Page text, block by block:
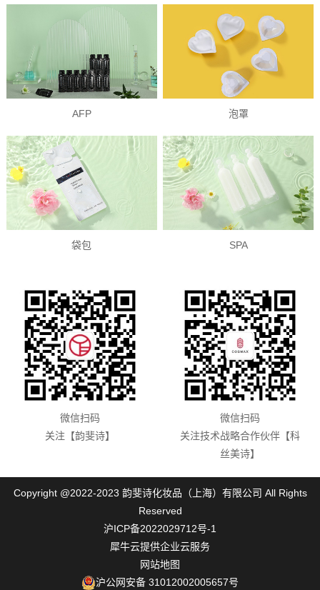
AFP 泡罩
袋包 SPA
微信扫码
关注【韵斐诗】
微信扫码
关注技术战略合作伙伴【科
丝美诗】
Copyright @2022-2023 韵斐诗化妆品（上海）有限公司 All Rights
Reserved
沪ICP备2022029712号-1
犀牛云提供企业云服务
网站地图
沪公网安备 31012002005657号